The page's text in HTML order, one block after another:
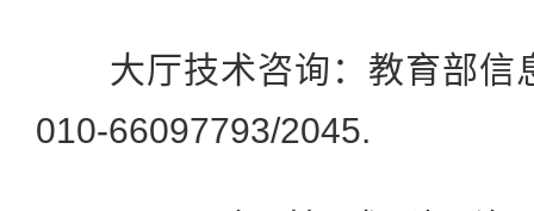
大厅技术咨询：教育部信
010-66097793/2045.